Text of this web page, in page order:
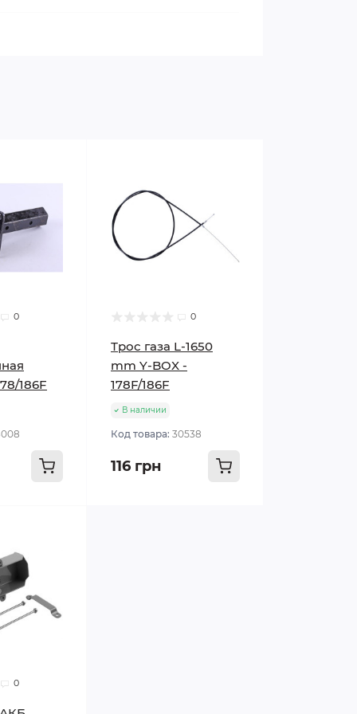
0
186F
0
Трос газа L-1650
mm Y-BOX -
178F/186F
В наличии
Код товара: 30538
116 грн
0